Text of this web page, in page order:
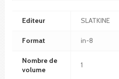
Editeur SLATKINE
Format in-8
Nombre de
volume
1